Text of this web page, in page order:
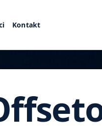
Kontakt